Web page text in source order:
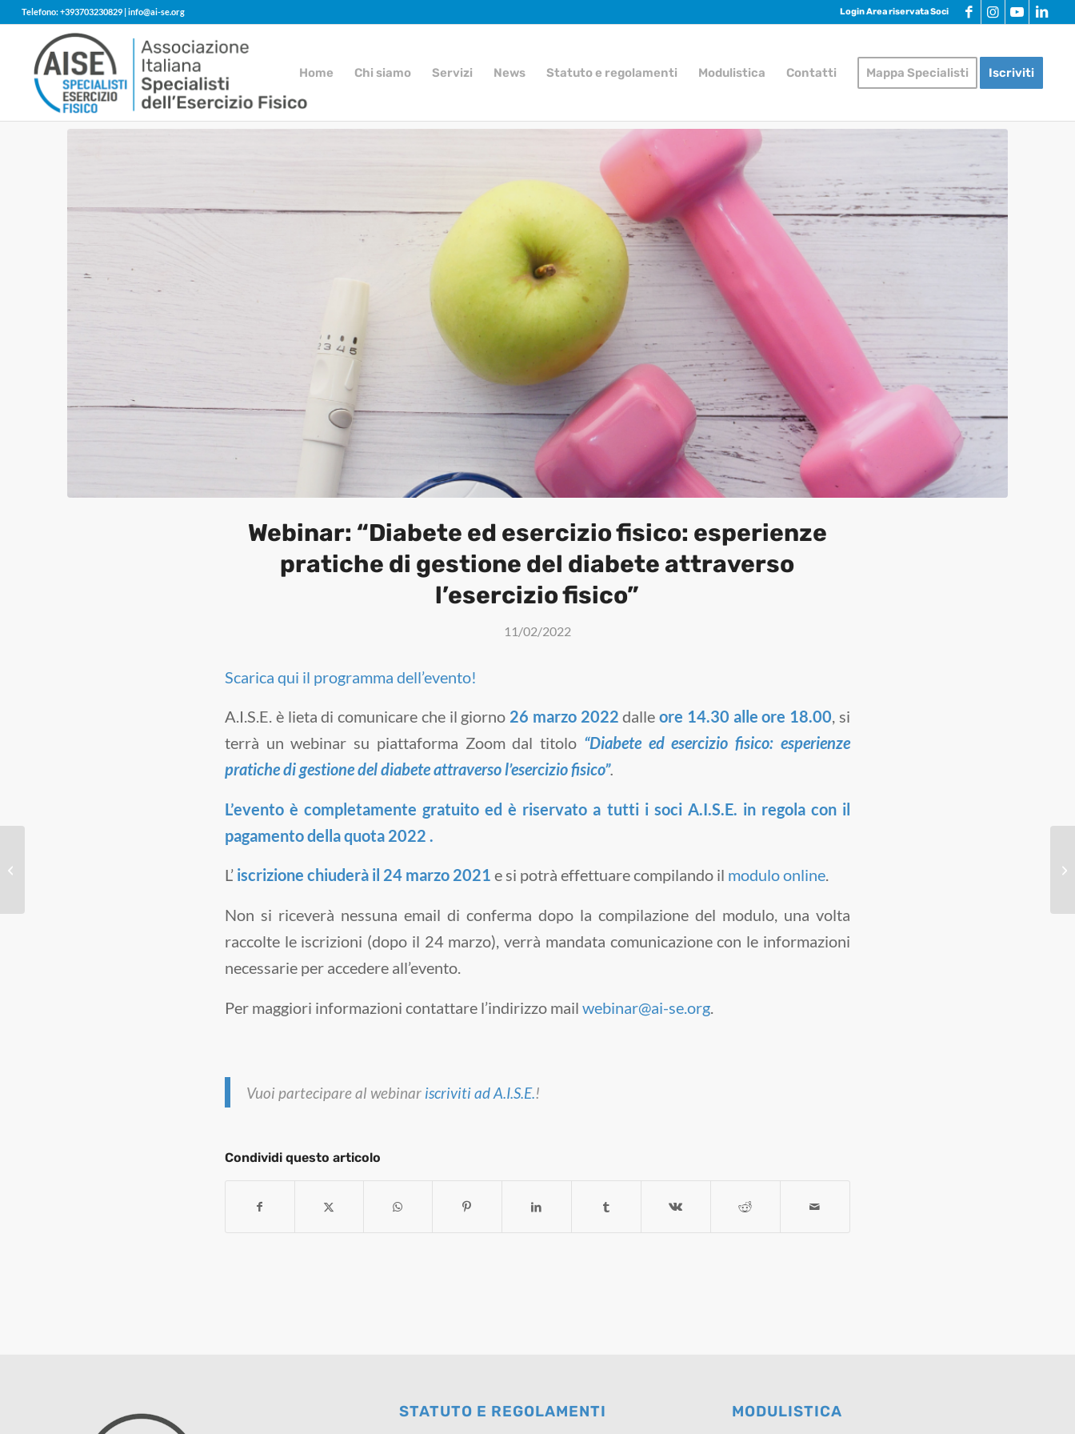
Login Area riservata Soci
Telefono: +393703230829 | info@ai-se.org
Home Chi siamo Servizi News Statuto e regolamenti Modulistica Contatti Mappa Specialisti Iscriviti
Webinar: “Diabete ed esercizio fisico: esperienze
pratiche di gestione del diabete attraverso
l’esercizio fisico”
11/02/2022
Scarica qui il programma dell’evento!
A.I.S.E. è lieta di comunicare che il giorno 26 marzo 2022 dalleore 14.30 alle ore 18.00, si
terrà un webinar su piattaforma Zoom dal titolo “Diabete ed esercizio fisico: esperienze
pratiche di gestione del diabete attraverso l’esercizio fisico”.
L’evento è completamente gratuito ed è riservato a tutti i soci A.I.S.E. in regola con il
pagamento della quota 2022 .
L’ iscrizione chiuderà il 24 marzo 2021 e si potrà effettuare compilando il modulo online.
Non si riceverà nessuna email di conferma dopo la compilazione del modulo, una volta
raccolte le iscrizioni (dopo il 24 marzo), verrà mandata comunicazione con le informazioni
necessarie per accedere all’evento.
Per maggiori informazioni contattare l’indirizzo mail webinar@ai-se.org.
Vuoi partecipare al webinar iscriviti ad A.I.S.E.!
Condividi questo articolo
STATUTO E REGOLAMENTI MODULISTICA